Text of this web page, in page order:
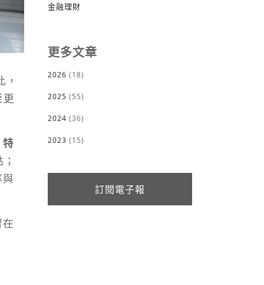
特
金融理財
更多文章
2026 (18)
2025 (55)
2024 (36)
2023 (15)
訂閱電子報